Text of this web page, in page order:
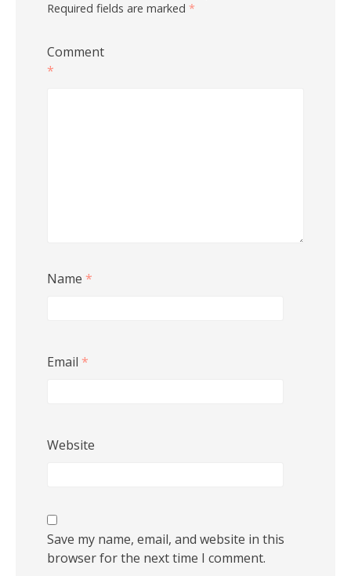
Required fields are marked *
Comment
*
Name *
Email *
Website
Save my name, email, and website in this
browser for the next time I comment.